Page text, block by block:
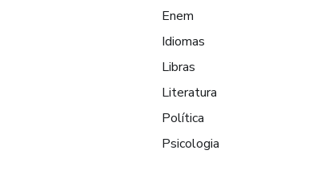
Enem
Idiomas
Libras
Literatura
Política
Psicologia